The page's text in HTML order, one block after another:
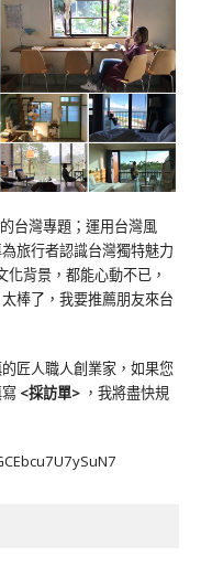
台灣專題；運用台灣風
旅行者認識台灣獨特魅力
化背景，都能心動不已，
棒了，我要推薦朋友來台
匠人職人創業家，如果您
<採訪單> ，我將盡快規